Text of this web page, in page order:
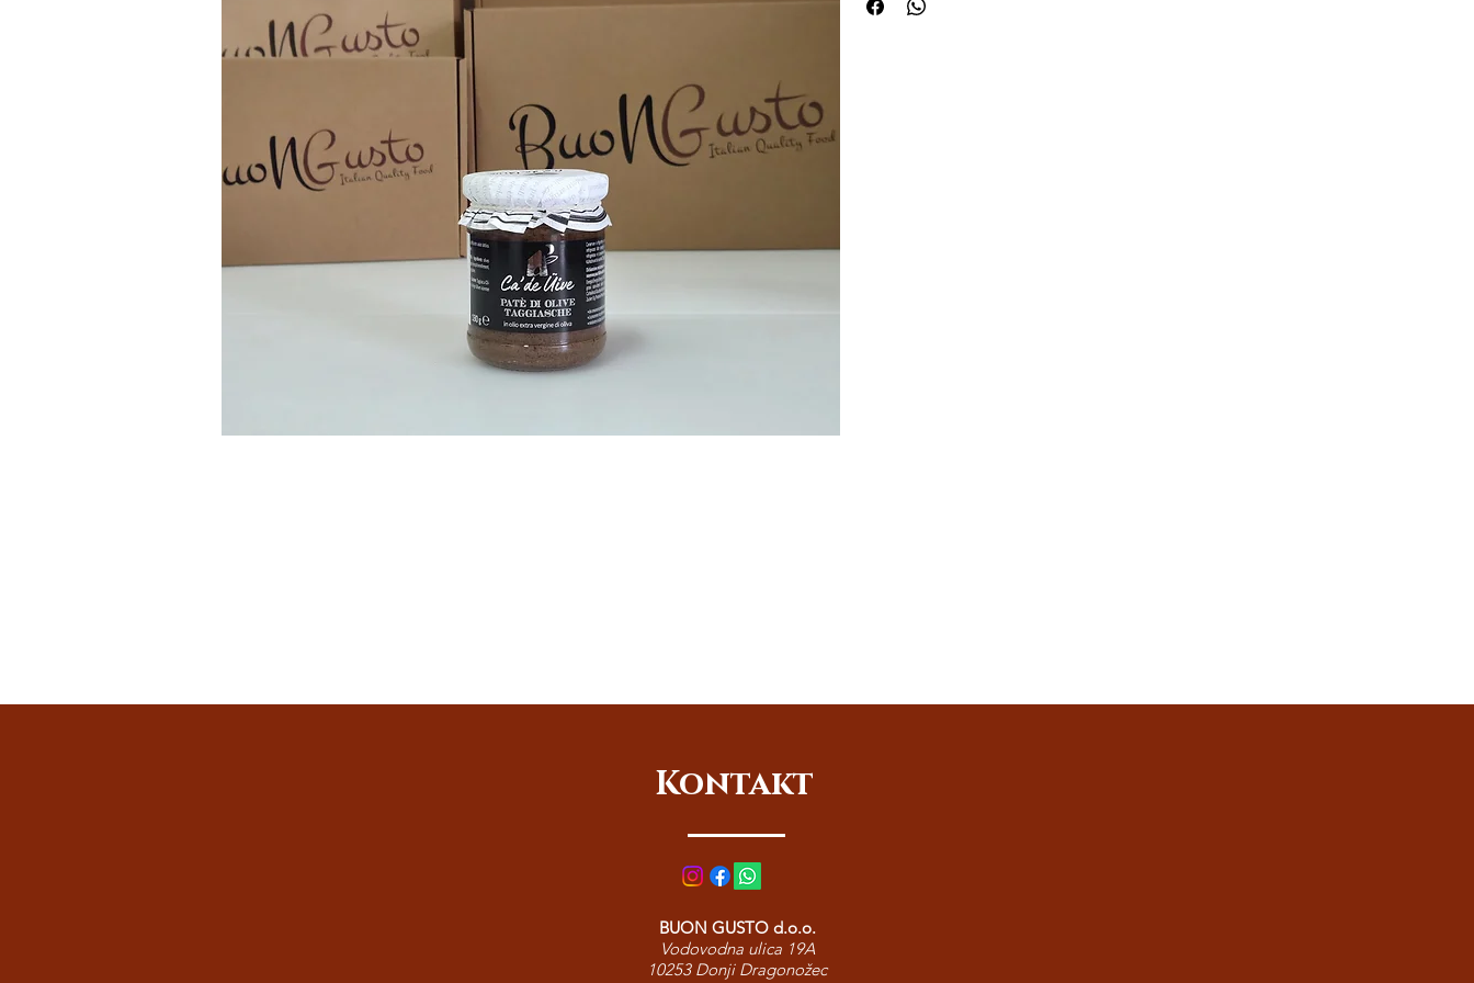
riblja jela ili kao sofisticirani dodatak mediteranskim
Kontakt
BUON GUSTO d.o.o.
Vodovodna ulica 19A
10253 Donji Dragonožec